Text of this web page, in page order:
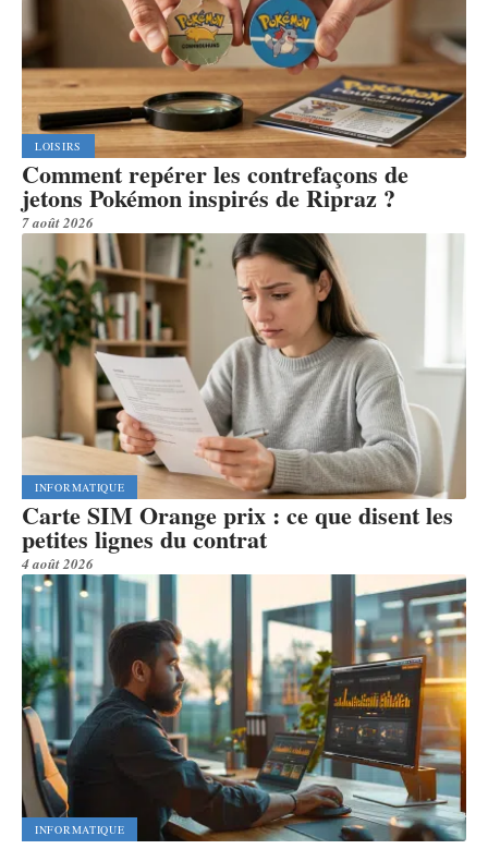
LOISIRS
Comment repérer les contrefaçons de
jetons Pokémon inspirés de Ripraz ?
7 août 2026
INFORMATIQUE
Carte SIM Orange prix : ce que disent les
petites lignes du contrat
4 août 2026
INFORMATIQUE